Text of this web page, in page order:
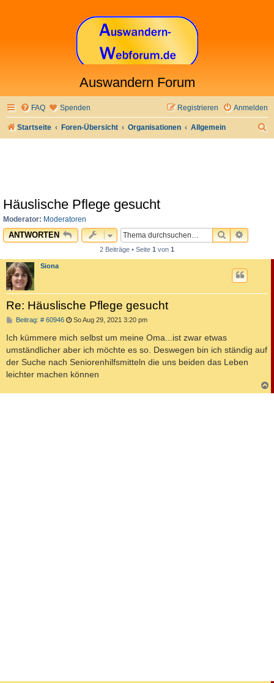
Auswandern Forum
FAQ Spenden Anmelden
Registrieren
Startseite Foren-Übersicht Organisationen Allgemein
Häuslische Pflege gesucht
Moderator: Moderatoren
ANTWORTEN SUCHE
2 Beiträge • Seite 1 von 1
Siona
Re: Häuslische Pflege gesucht
Beitrag: # 60946B
i
t
r
a
g
So Aug 29, 2021 3:20 pm
Ich kümmere mich selbst um meine Oma...ist zwar etwas
umständlicher aber ich möchte es so. Deswegen bin ich ständig auf
der Suche nach Seniorenhilfsmitteln die uns beiden das Leben
leichter machen können
a